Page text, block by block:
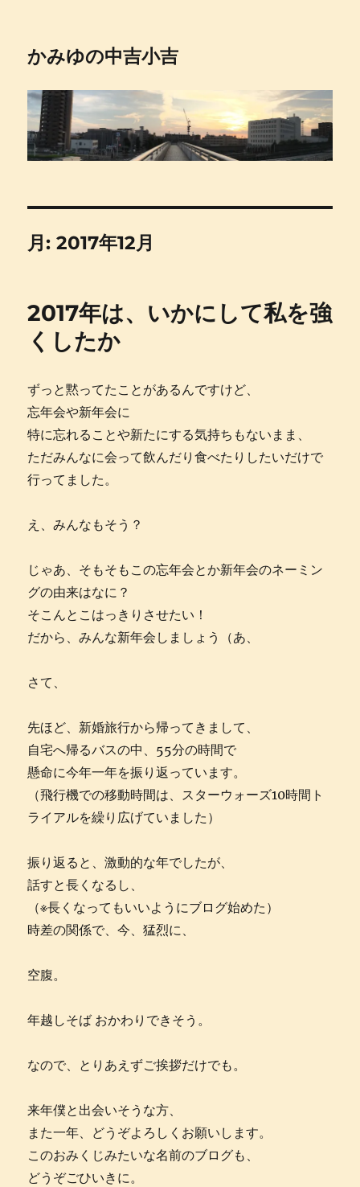
かみゆの中吉小吉
月:2017年12月
2017年は、いかにして私を強
くしたか
ずっと黙ってたことがあるんですけど、
忘年会や新年会に
特に忘れることや新たにする気持ちもないまま、
ただみんなに会って飲んだり食べたりしたいだけで
行ってました。
え、みんなもそう？
じゃあ、そもそもこの忘年会とか新年会のネーミン
グの由来はなに？
そこんとこはっきりさせたい！
だから、みんな新年会しましょう（あ、
さて、
先ほど、新婚旅行から帰ってきまして、
自宅へ帰るバスの中、55分の時間で
懸命に今年一年を振り返っています。
（飛行機での移動時間は、スターウォーズ10時間ト
ライアルを繰り広げていました）
振り返ると、激動的な年でしたが、
話すと長くなるし、
（※長くなってもいいようにブログ始めた）
時差の関係で、今、猛烈に、
空腹。
年越しそば おかわりできそう。
なので、とりあえずご挨拶だけでも。
来年僕と出会いそうな方、
また一年、どうぞよろしくお願いします。
このおみくじみたいな名前のブログも、
どうぞごひいきに。